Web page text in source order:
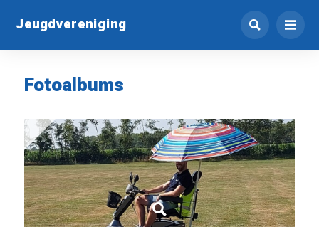
Jeugdvereniging
Fotoalbums